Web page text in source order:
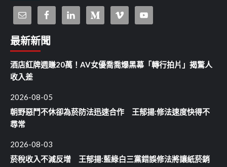
最新新聞
酒店紅牌週賺20萬！AV女優喬喬爆黑幕「轉行拍片」揭驚人
收入差
2026-08-05
朝野惡鬥不休卻為菸防法迅速合作 王郁揚:修法速度快得不
尋常
2026-08-03
菸稅收入不減反增 王郁揚:藍綠白三黨錯誤修法將讓紙菸銷